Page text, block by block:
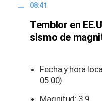
08:41
Temblor en
sismo de
Fecha y hora
05:00)
Magnitud: 3.9